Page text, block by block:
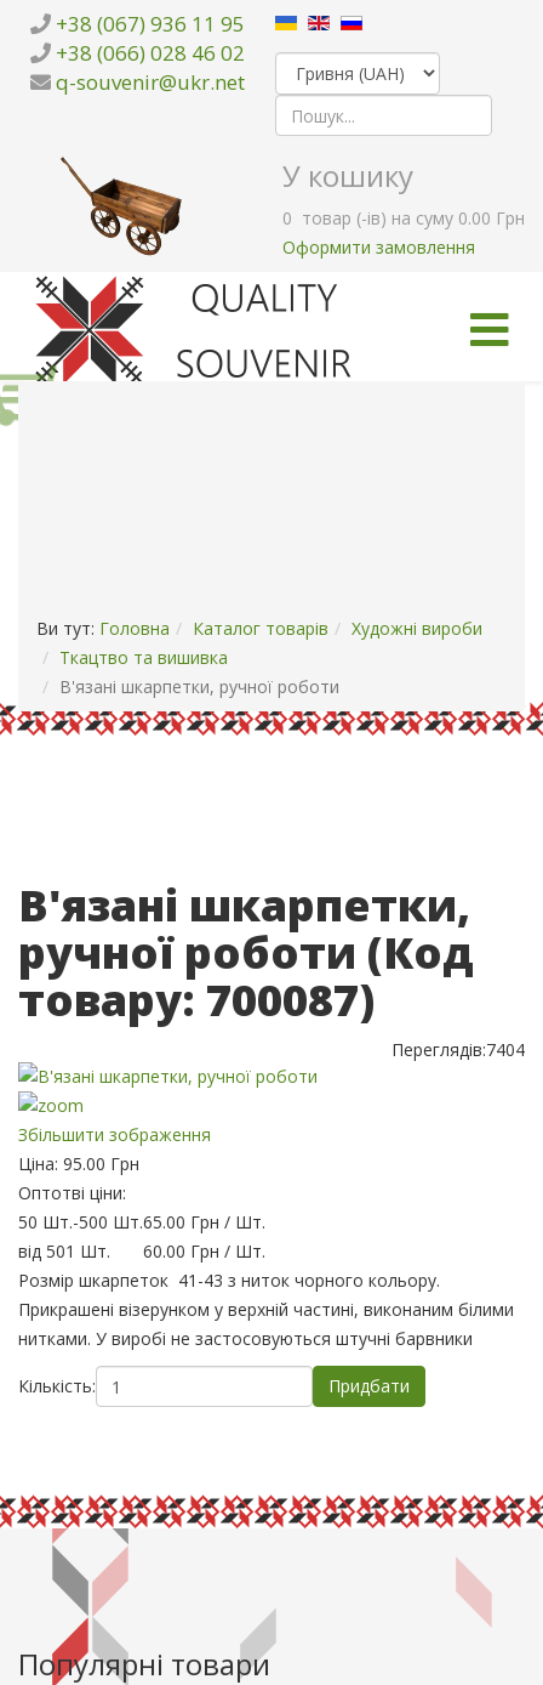
+38 (067) 936 11 95
+38 (066) 028 46 02
q-souvenir@ukr.net
У кошику
0 товар (-ів) на суму 0.00 Грн
Оформити замовлення
Ви тут: Головна Каталог товарів
Художні вироби
Ткацтво та вишивка
В'язані шкарпетки, ручної роботи
В'язані шкарпетки,
ручної роботи (Код
товару: 700087)
Переглядів:7404
Збільшити зображення
Ціна: 95.00 Грн
Оптотві ціни:
50 Шт.-500 Шт.65.00 Грн / Шт.
від 501 Шт.
60.00 Грн / Шт.
Розмір шкарпеток 41-43 з ниток чорного кольору.
Прикрашені візерунком у верхній частині, виконаним білими
нитками. У виробі не застосовуються штучні барвники
Кількість:
Популярні товари